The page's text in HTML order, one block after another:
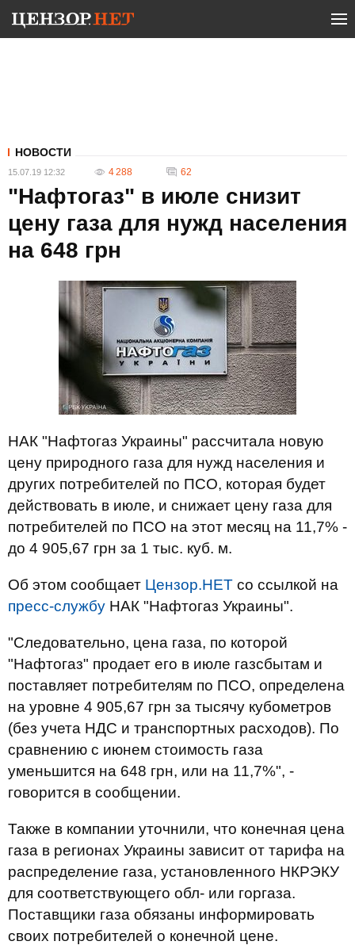
НОВОСТИ
15.07.19 12:32 4 288 62
"Нафтогаз" в июле снизит
цену газа для нужд населения
на 648 грн
НАК "Нафтогаз Украины" рассчитала новую
цену природного газа для нужд населения и
других потребителей по ПСО, которая будет
действовать в июле, и снижает цену газа для
потребителей по ПСО на этот месяц на 11,7% -
до 4 905,67 грн за 1 тыс. куб. м.
Об этом сообщает Цензор.НЕТ со ссылкой на
пресс-службу НАК "Нафтогаз Украины".
"Следовательно, цена газа, по которой
"Нафтогаз" продает его в июле газсбытам и
поставляет потребителям по ПСО, определена
на уровне 4 905,67 грн за тысячу кубометров
(без учета НДС и транспортных расходов). По
сравнению с июнем стоимость газа
уменьшится на 648 грн, или на 11,7%", -
говорится в сообщении.
Также в компании уточнили, что конечная цена
газа в регионах Украины зависит от тарифа на
распределение газа, установленного НКРЭКУ
для соответствующего обл- или горгаза.
Поставщики газа обязаны информировать
своих потребителей о конечной цене.